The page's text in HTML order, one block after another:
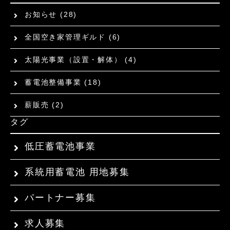
お知らせ (28)
全国空き家管理ギルド (6)
太陽光事業（設置・解体） (4)
蓄電池整備事業 (18)
薪販売 (2)
タグ
求人募集
パートナー募集
系統用蓄電池 用地募集
低圧蓄電池事業